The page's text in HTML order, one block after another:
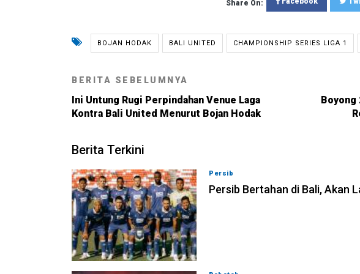
Share On:
BOJAN HODAK BALI UNITED CHAMPIONSHIP SERIES LIGA 1
BERITA SEBELUMNYA
Ini Untung Rugi Perpindahan Venue Laga
Kontra Bali United Menurut Bojan Hodak
Boyong
Berita Terkini
Persib
Persib Bertahan di Bali, Akan